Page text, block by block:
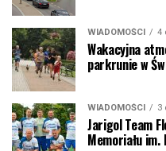
WIADOMOŚCI 4
Wakacyjna
parkrunie w
WIADOMOŚCI 3
Jarigol Team
Memoriału